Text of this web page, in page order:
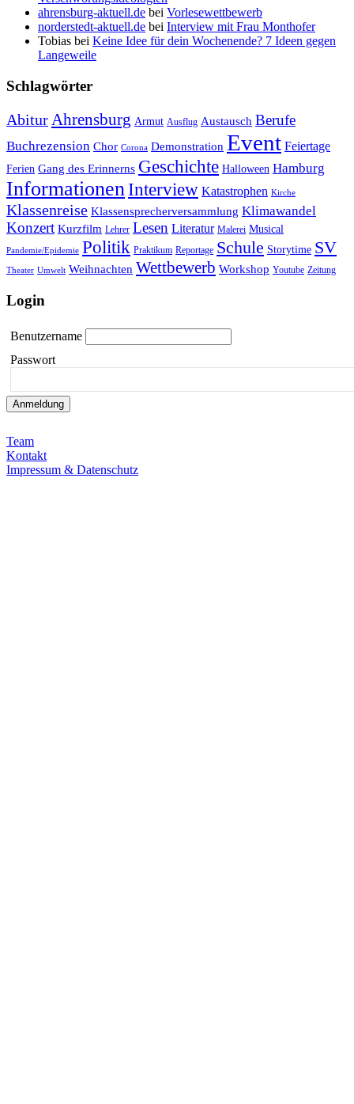
ahrensburg-aktuell.de bei Vorlesewettbewerb
norderstedt-aktuell.de bei Interview mit Frau Monthofer
Tobias bei Keine Idee für dein Wochenende? 7 Ideen gegen
Langeweile
Schlagwörter
Abitur Ahrensburg Armut Ausflug Austausch Berufe
Buchrezension Chor Corona Demonstration Event Feiertage
Ferien Gang des Erinnerns Geschichte Halloween Hamburg
Informationen Interview Katastrophen Kirche
Klassenreise Klassensprecherversammlung Klimawandel
Konzert Kurzfilm Lehrer Lesen Literatur Malerei Musical
Pandemie/Epidemie Politik Praktikum Reportage Schule Storytime SV
Theater Umwelt Weihnachten Wettbewerb Workshop Youtube Zeitung
Login
Benutzername
Passwort
Team
Kontakt
Impressum & Datenschutz